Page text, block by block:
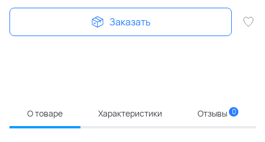
Заказать
О товаре Характеристики Отзывы 0